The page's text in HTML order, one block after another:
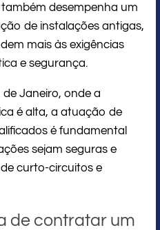
desempenha um
de instalações antigas,
mais às exigências
e segurança.
Janeiro, onde a
é alta, a atuação de
é fundamental
sejam seguras e
curto-circuitos e
de contratar um